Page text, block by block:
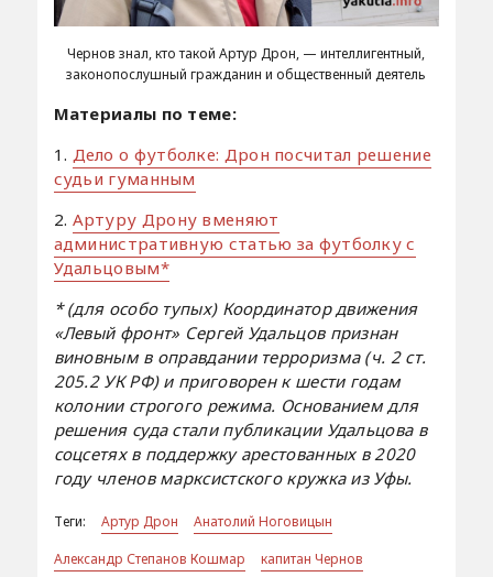
Чернов знал, кто такой Артур Дрон, — интеллигентный,
законопослушный гражданин и общественный деятель
Материалы по теме:
1. Дело о футболке: Дрон посчитал решение
судьи гуманным
2. Артуру Дрону вменяют
административную статью за футболку с
Удальцовым*
* (для особо тупых) Координатор движения
«Левый фронт» Сергей Удальцов признан
виновным в оправдании терроризма (ч. 2 ст.
205.2 УК РФ) и приговорен к шести годам
колонии строгого режима. Основанием для
решения суда стали публикации Удальцова в
соцсетях в поддержку арестованных в 2020
году членов марксистского кружка из Уфы.
Теги: Артур Дрон
Анатолий Ноговицын
Александр Степанов Кошмар
капитан Чернов